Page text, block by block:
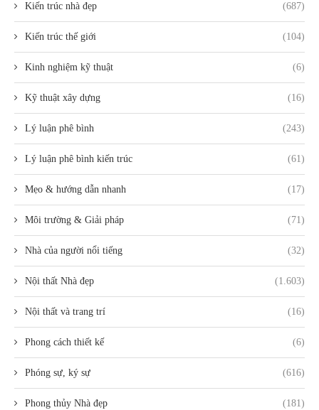
Kiến trúc nhà đẹp (687)
Kiến trúc thế giới (104)
Kinh nghiệm kỹ thuật (6)
Kỹ thuật xây dựng (16)
Lý luận phê bình (243)
Lý luận phê bình kiến trúc (61)
Mẹo & hướng dẫn nhanh (17)
Môi trường & Giải pháp (71)
Nhà của người nổi tiếng (32)
Nội thất Nhà đẹp (1.603)
Nội thất và trang trí (16)
Phong cách thiết kế (6)
Phóng sự, ký sự (616)
Phong thủy Nhà đẹp (181)